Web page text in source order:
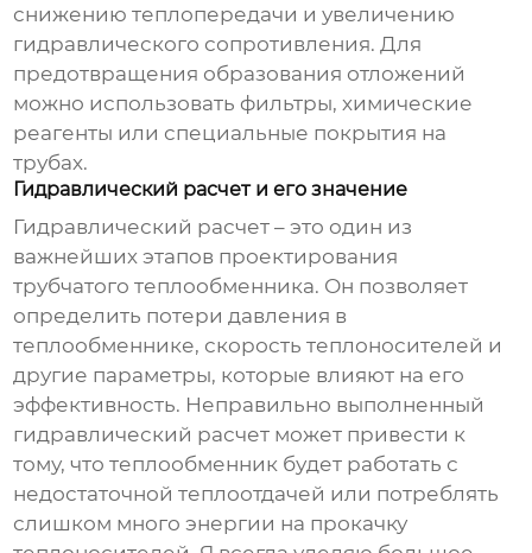
снижению теплопередачи и увеличению
гидравлического сопротивления. Для
предотвращения образования отложений
можно использовать фильтры, химические
реагенты или специальные покрытия на
трубах.
Гидравлический расчет и его значение
Гидравлический расчет – это один из
важнейших этапов проектирования
трубчатого теплообменника. Он позволяет
определить потери давления в
теплообменнике, скорость теплоносителей и
другие параметры, которые влияют на его
эффективность. Неправильно выполненный
гидравлический расчет может привести к
тому, что теплообменник будет работать с
недостаточной теплоотдачей или потреблять
слишком много энергии на прокачку